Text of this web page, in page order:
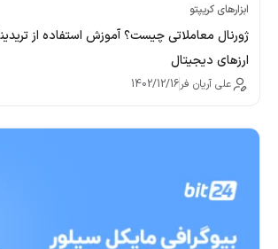
ابزارهای کریپتو
ژورنال معاملاتی چیست؟ آموزش استفاده از
ارزهای دیجیتال
علی آریان فر1402/12/16